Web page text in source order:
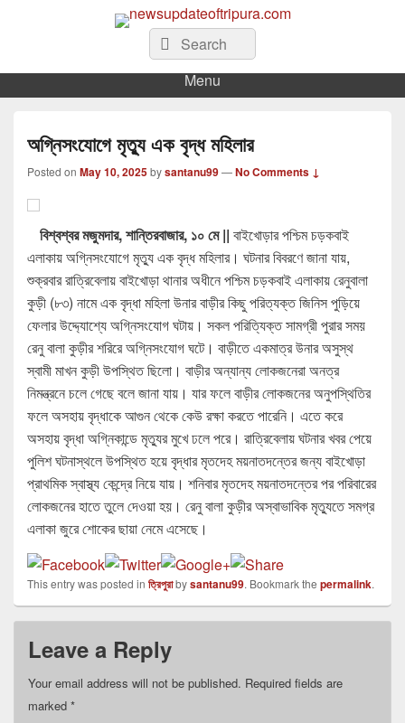
newsupdateoftripura.com
The one & only exceptional Bengali Version online news & infotainment portal
in Tripura.
Search
for:
Search
Menu
অগ্নিসংযোগে মৃত্যু এক বৃদ্ধ মহিলার
Posted on May 10, 2025bysantanu99—No Comments ↓
বিশ্বশ্বর মজুমদার, শান্তিরবাজার, ১০ মে || বাইখোড়ার পশ্চিম চড়কবাই
এলাকায় অগ্নিসংযোগে মৃত্যু এক বৃদ্ধ মহিলার। ঘটনার বিবরণে জানা যায়,
শুক্রবার রাত্রিবেলায় বাইখোড়া থানার অধীনে পশ্চিম চড়কবাই এলাকায় রেনুবালা
কুড়ী (৮৩) নামে এক বৃদ্ধা মহিলা উনার বাড়ীর কিছু পরিত্যক্ত জিনিস পুড়িয়ে
ফেলার উদ্দ্যোশ্যে অগ্নিসংযোগ ঘটায়। সকল পরিত্যিক্ত সামগ্রী পুরার সময়
রেনু বালা কুড়ীর শরিরে অগ্নিসংযোগ ঘটে। বাড়ীতে একমাত্র উনার অসুস্থ
স্বামী মাখন কুড়ী উপস্থিত ছিলো। বাড়ীর অন্যান্য লোকজনেরা অনত্র
নিমন্ত্রনে চলে গেছে বলে জানা যায়। যার ফলে বাড়ীর লোকজনের অনুপস্থিতির
ফলে অসহায় বৃদ্ধাকে আগুন থেকে কেউ রক্ষা করতে পারেনি। এতে করে
অসহায় বৃদ্ধা অগ্নিকান্ডে মৃত্যুর মুখে ঢলে পরে। রাত্রিবেলায় ঘটনার খবর পেয়ে
পুলিশ ঘটনাস্থলে উপস্থিত হয়ে বৃদ্ধার মৃতদেহ ময়নাতদন্তের জন্য বাইখোড়া
প্রাথমিক স্বাস্থ্য কেন্দ্রে নিয়ে যায়। শনিবার মৃতদেহ ময়নাতদন্তের পর পরিবারের
লোকজনের হাতে তুলে দেওয়া হয়। রেনু বালা কুড়ীর অস্বাভাবিক মৃত্যুতে সমগ্র
এলাকা জুরে শোকের ছায়া নেমে এসেছে।
This entry was posted in ত্রিপুরাbysantanu99. Bookmark the permalink.
Leave a Reply
Your email address will not be published. Required fields are
marked *